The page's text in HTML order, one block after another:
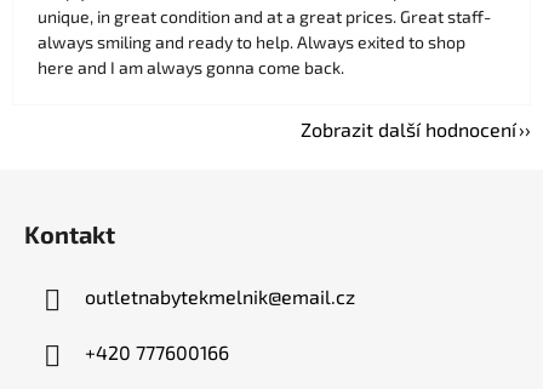
unique, in great condition and at a great prices. Great staff-
always smiling and ready to help. Always exited to shop
here and I am always gonna come back.
Zobrazit další hodnocení
Kontakt
outletnabytekmelnik@email.cz
+420 777600166